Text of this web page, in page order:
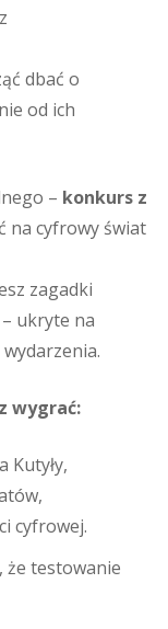
dbać o
od ich
– konkurs z
na cyfrowy świat
zagadki
ukryte na
wygrać:
Kutyły,
cyfrowej.
że testowanie